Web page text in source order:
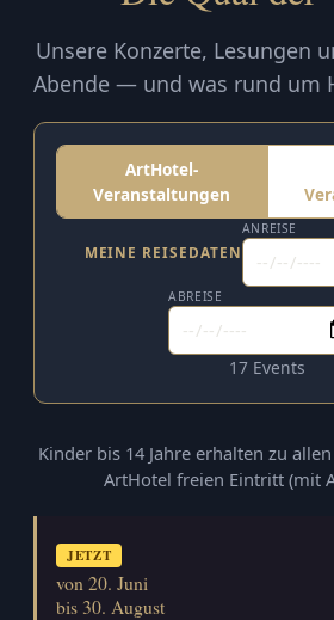
Unsere Konzerte, Lesungen
Abende — und was rund um
ArtHotel-
Veranstaltungen
MEINE REISEDATEN
ANREISE
ABREISE
17 Events
Kinder bis 14 Jahre erhalten zu
ArtHotel freien Eintritt (mit
JETZT
von 20. Juni
bis 30. August